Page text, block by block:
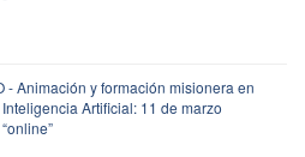
- Animación y formación misionera en
Artificial: 11 de marzo